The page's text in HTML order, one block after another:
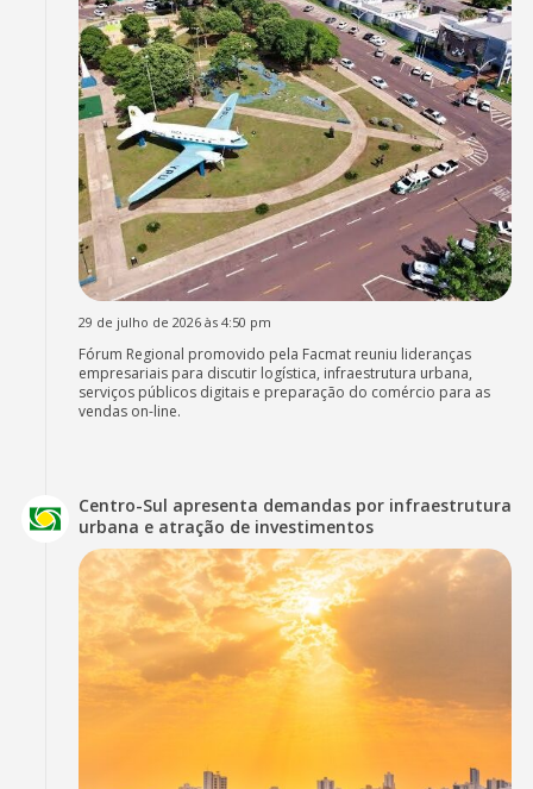
29 de julho de 2026 às 4:50 pm
Fórum Regional promovido pela Facmat reuniu lideranças
empresariais para discutir logística, infraestrutura urbana,
serviços públicos digitais e preparação do comércio para as
vendas on-line.
Centro-Sul apresenta demandas por infraestrutura
urbana e atração de investimentos